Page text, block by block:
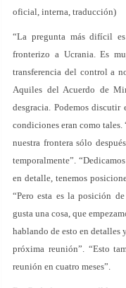
oficial, interna, traducción)
“La pregunta más difícil
fronterizo a Ucrania. Es
transferencia del control a
Aquiles del Acuerdo de
desgracia. Podemos discutir
condiciones eran como
nuestra frontera sólo
temporalmente”.
en detalle, tenemos
“Pero esta es la posición
gusta una cosa, que
hablando de esto en detalles
próxima reunión”. “Esto
reunión en cuatro meses”.